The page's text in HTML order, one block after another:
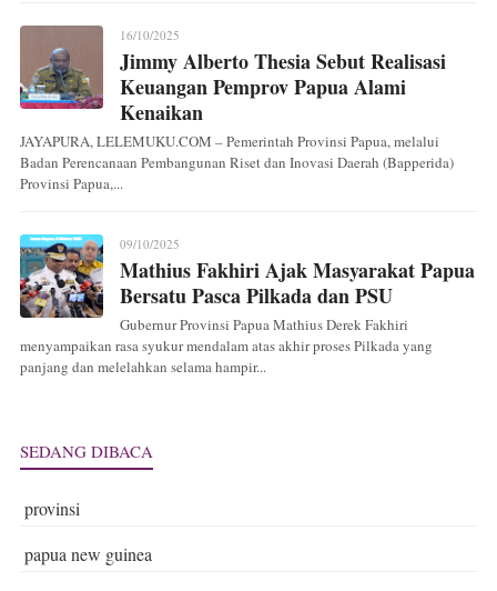
16/10/2025
Jimmy Alberto Thesia Sebut Realisasi
Keuangan Pemprov Papua Alami
Kenaikan
JAYAPURA, LELEMUKU.COM – Pemerintah Provinsi Papua, melalui
Badan Perencanaan Pembangunan Riset dan Inovasi Daerah (Bapperida)
Provinsi Papua,...
09/10/2025
Mathius Fakhiri Ajak Masyarakat Papua
Bersatu Pasca Pilkada dan PSU
Gubernur Provinsi Papua Mathius Derek Fakhiri
menyampaikan rasa syukur mendalam atas akhir proses Pilkada yang
panjang dan melelahkan selama hampir...
SEDANG DIBACA
provinsi
papua new guinea